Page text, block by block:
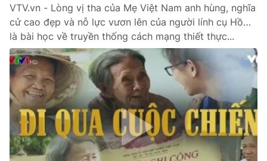
VTV.vn - Lòng vị tha của Mẹ Việt Nam anh hùng, nghĩa
cử cao đẹp và nỗ lực vươn lên của người lính cụ Hồ…
là bài học về truyền thống cách mạng thiết thực...